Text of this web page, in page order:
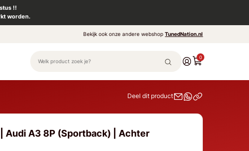
!!
worden.
Bekijk ook onze andere webshopTunedNation.nl
0
Deel dit product
Audi A3 8P (Sportback) | Achter